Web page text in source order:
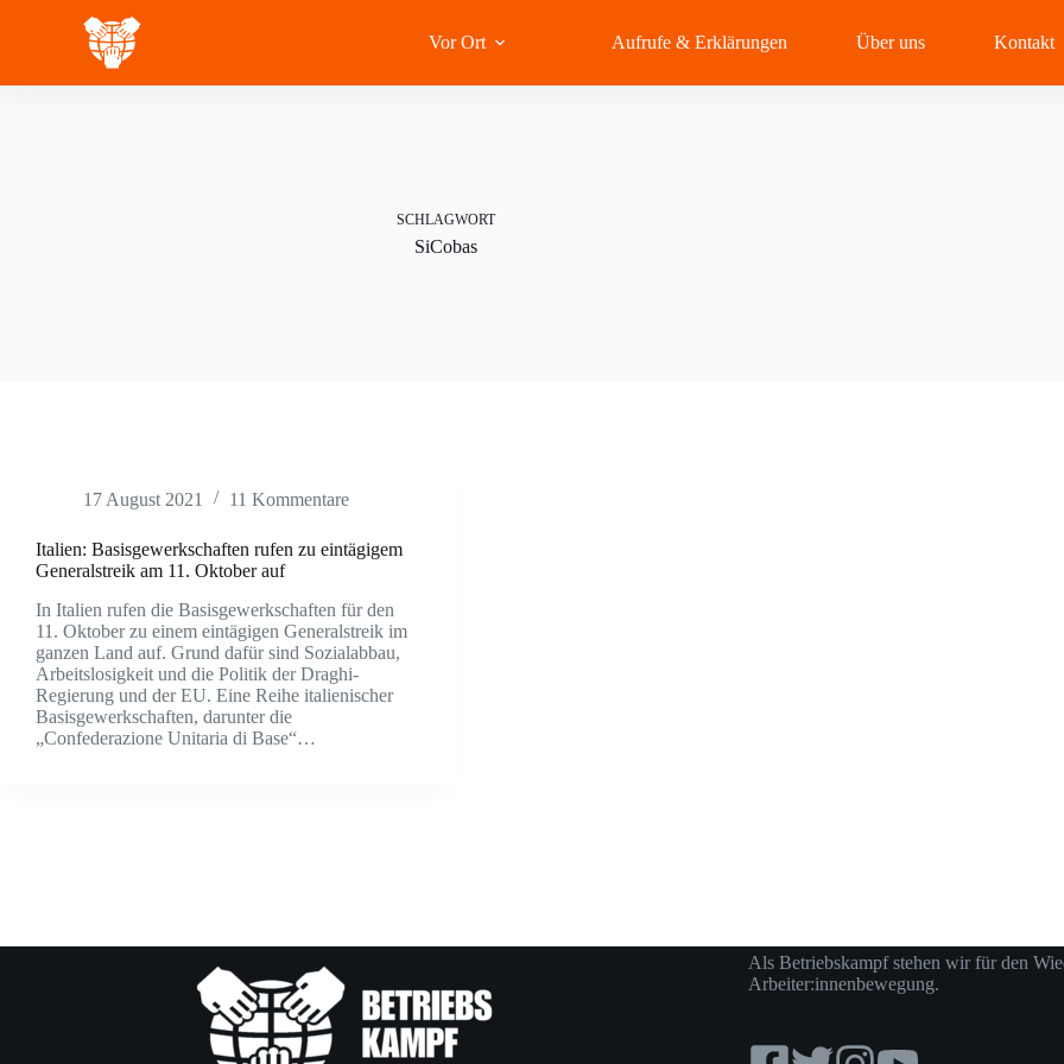
Vor Ort Aufrufe & Erklärungen Über uns Kontakt
SCHLAGWORT
SiCobas
17 August 2021 11 Kommentare
Italien: Basisgewerkschaften rufen zu eintägigem
Generalstreik am 11. Oktober auf
In Italien rufen die Basisgewerkschaften für den
11. Oktober zu einem eintägigen Generalstreik im
ganzen Land auf. Grund dafür sind Sozialabbau,
Arbeitslosigkeit und die Politik der Draghi-
Regierung und der EU. Eine Reihe italienischer
Basisgewerkschaften, darunter die
„Confederazione Unitaria di Base“…
Als Betriebskampf stehen wir für den
Arbeiter:innenbewegung.